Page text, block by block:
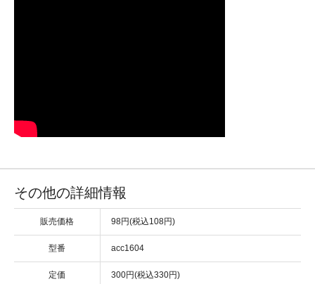
その他の詳細情報
販売価格 98円(税込108円)
型番 acc1604
定価 300円(税込330円)